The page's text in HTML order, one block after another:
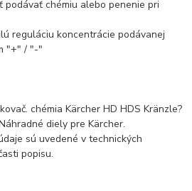
podávať chémiu alebo penenie pri
reguláciu koncentrácie podávanej
"+" / "-"
chémia Kärcher HD HDS Kränzle?
diely pre Kärcher.
sú uvedené v technických
popisu.